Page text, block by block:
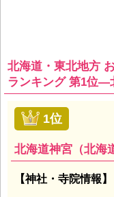
北海道・東北地方
ランキング 第1位―
1位
北海道神宮（北海
【神社・寺院情報】